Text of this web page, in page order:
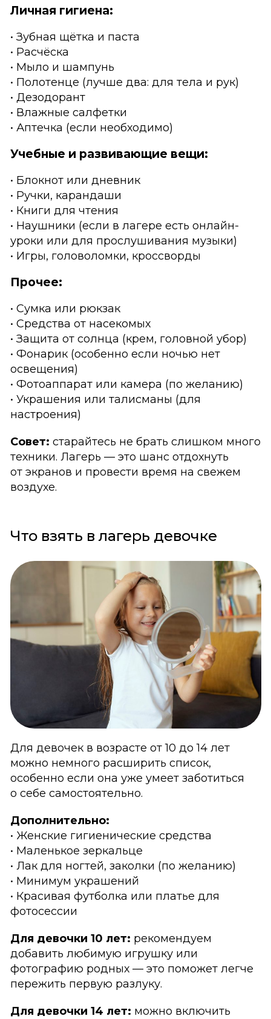
Личная гигиена:
• Зубная щётка и паста
• Расчёска
• Мыло и шампунь
• Полотенце (лучше два: для тела и рук)
• Дезодорант
• Влажные салфетки
• Аптечка (если необходимо)
Учебные и развивающие вещи:
• Блокнот или дневник
• Ручки, карандаши
• Книги для чтения
• Наушники (если в лагере есть онлайн-
уроки или для прослушивания музыки)
• Игры, головоломки, кроссворды
Прочее:
• Сумка или рюкзак
• Средства от насекомых
• Защита от солнца (крем, головной убор)
• Фонарик (особенно если ночью нет
освещения)
• Фотоаппарат или камера (по желанию)
• Украшения или талисманы (для
настроения)
Совет: старайтесь не брать слишком много
техники. Лагерь — это шанс отдохнуть
от экранов и провести время на свежем
воздухе.
Что взять в лагерь девочке
Для девочек в возрасте от 10 до 14 лет
можно немного расширить список,
особенно если она уже умеет заботиться
о себе самостоятельно.
Дополнительно:
• Женские гигиенические средства
• Маленькое зеркальце
• Лак для ногтей, заколки (по желанию)
• Минимум украшений
• Красивая футболка или платье для
фотосессии
Для девочки 10 лет: рекомендуем
добавить любимую игрушку или
фотографию родных — это поможет легче
пережить первую разлуку.
Для девочки 14 лет: можно включить